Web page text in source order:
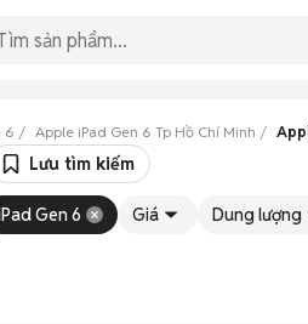
6 Apple iPad Gen 6 Tp Hồ Chí Minh
Lưu tìm kiếm
Gen 6 Giá Dung lượng